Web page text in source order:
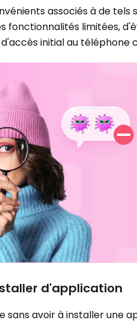
associés à de tels
fonctionnalités limitées,
initial au téléphone
d'application
sans avoir à installer une